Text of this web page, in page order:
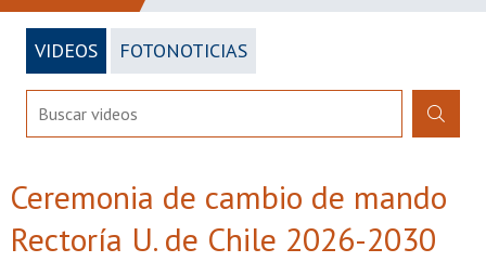
FACULTAD
ADMISIÓN
INVESTIGACIÓN
VIDEOS FOTONOTICIAS
Ceremonia de cambio de mando
Rectoría U. de Chile 2026-2030